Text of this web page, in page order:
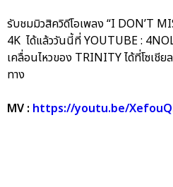
รับชมมิวสิควิดีโอเพลง “I DON’T
4K ได้แล้ววันนี้ที่ YOUTUBE :
เคลื่อนไหวของ TRINITY ได้ที่โซเชี
ทาง
MV : https://youtu.be/